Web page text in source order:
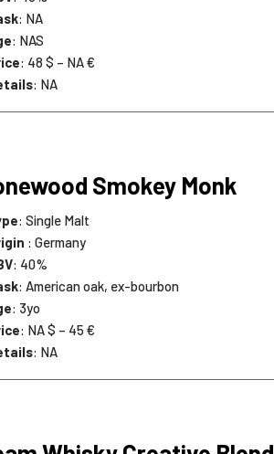
: NA
: NAS
: 48 $ – NA €
: NA
Smokey Monk
: Single Malt
: Germany
: 40%
: American oak, ex-bourbon
: 3yo
: NA $ – 45 €
: NA